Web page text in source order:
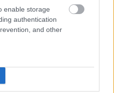
enable storage
authentication
and other
mint ahogy te is írtad,